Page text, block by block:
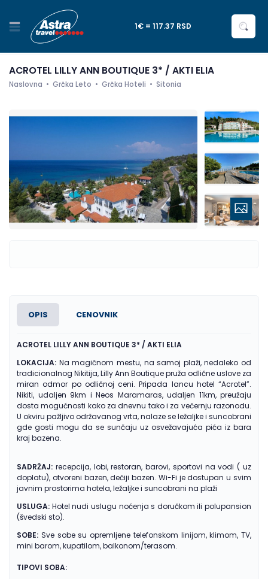
1€ = 117.37 RSD
ACROTEL LILLY ANN BOUTIQUE 3* / AKTI ELIA
Naslovna Grčka Leto Grčka Hoteli Sitonia
OPIS CENOVNIK
ACROTEL LILLY ANN BOUTIQUE 3* / AKTI ELIA
LOKACIJA: Na magičnom mestu, na samoj plaži, nedaleko od
tradicionalnog Nikitija, Lilly Ann Boutique pruža odlične uslove za
miran odmor po odličnoj ceni. Pripada lancu hotel “Acrotel”.
Nikiti, udaljen 9km i Neos Maramaras, udaljen 11km, preužaju
dosta mogućnosti kako za dnevnu tako i za večernju razonodu.
U okviru pažljivo održavanog vrta, nalaze se ležaljke i suncobrani
gde gosti mogu da se sunčaju uz osvežavajuća pića iz bara
kraj bazena.
SADRŽAJ: recepcija, lobi, restoran, barovi, sportovi na vodi ( uz
doplatu), otvoreni bazen, dečiji bazen. Wi-Fi je dostupan u svim
javnim prostorima hotela, ležaljke i suncobrani na plaži
USLUGA: Hotel nudi uslugu noćenja s doručkom ili polupansion
(švedski sto).
SOBE: Sve sobe su opremljene telefonskom linijom, klimom, TV,
mini barom, kupatilom, balkonom/terasom.
TIPOVI SOBA: